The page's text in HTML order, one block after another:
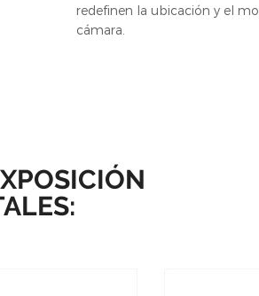
redefinen la ubicación y el
cámara.